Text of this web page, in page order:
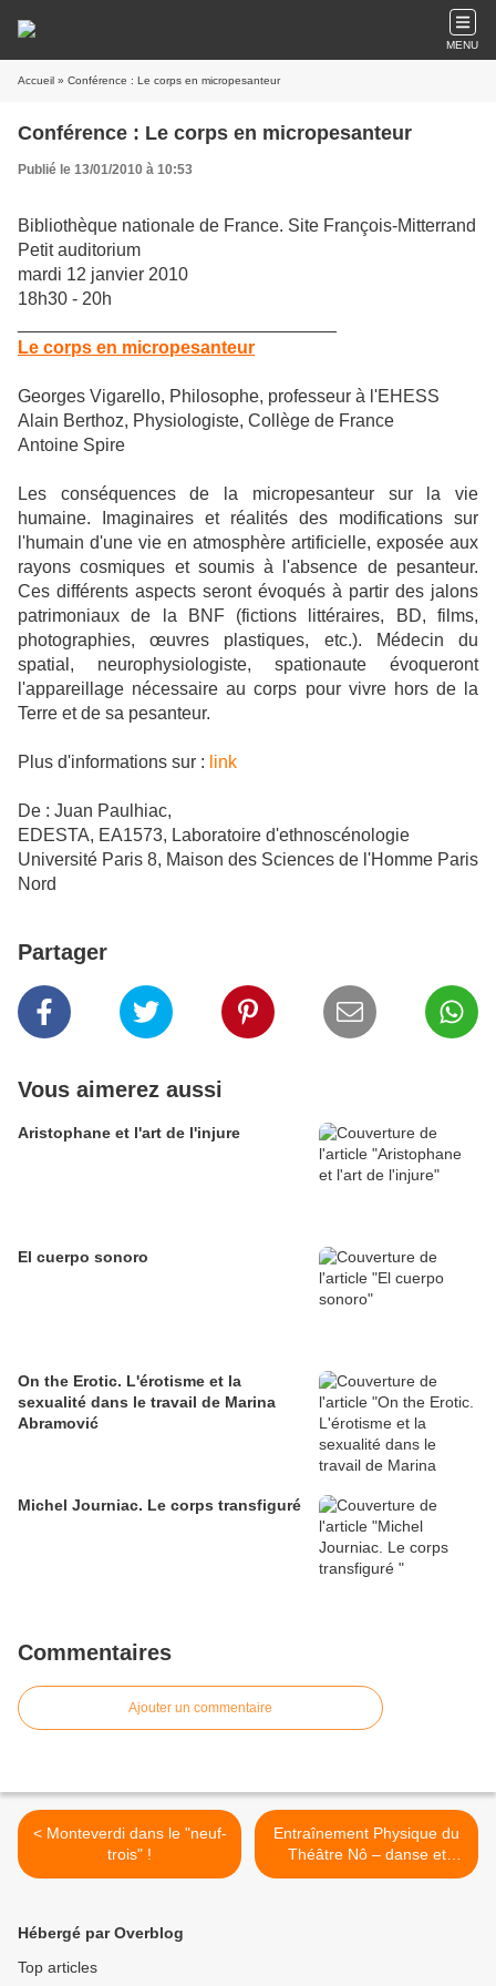
MENU
Accueil » Conférence : Le corps en micropesanteur
Conférence : Le corps en micropesanteur
Publié le 13/01/2010 à 10:53
Bibliothèque nationale de France. Site François-Mitterrand
Petit auditorium
mardi 12 janvier 2010
18h30 - 20h
Le corps en micropesanteur
Georges Vigarello, Philosophe, professeur à l'EHESS
Alain Berthoz, Physiologiste, Collège de France
Antoine Spire
Les conséquences de la micropesanteur sur la vie
humaine. Imaginaires et réalités des modifications sur
l'humain d'une vie en atmosphère artificielle, exposée aux
rayons cosmiques et soumis à l'absence de pesanteur.
Ces différents aspects seront évoqués à partir des jalons
patrimoniaux de la BNF (fictions littéraires, BD, films,
photographies, œuvres plastiques, etc.). Médecin du
spatial, neurophysiologiste, spationaute évoqueront
l'appareillage nécessaire au corps pour vivre hors de la
Terre et de sa pesanteur.
Plus d'informations sur : link
De : Juan Paulhiac,
EDESTA, EA1573, Laboratoire d'ethnoscénologie
Université Paris 8, Maison des Sciences de l'Homme Paris
Nord
Partager
Vous aimerez aussi
Aristophane et l'art de l'injure
El cuerpo sonoro
On the Erotic. L'érotisme et la
sexualité dans le travail de Marina
Abramović
Michel Journiac. Le corps transfiguré
Commentaires
Ajouter un commentaire
< Monteverdi dans le "neuf-
trois" !
Entraînement Physique du
Théâtre Nô – danse et
chant >
Hébergé par Overblog
Top articles